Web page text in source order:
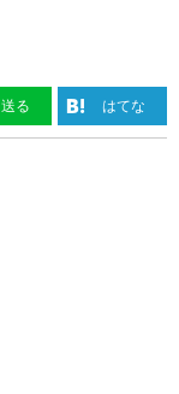
送る はてな